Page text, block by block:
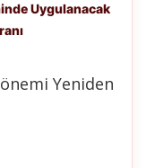
Uygulanacak
Yeniden